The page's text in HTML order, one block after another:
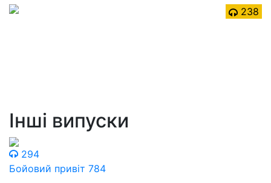
238
Інші випуски
294
Бойовий привіт 784